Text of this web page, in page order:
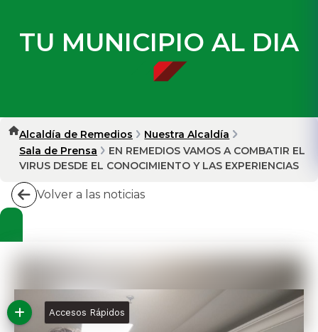
TU MUNICIPIO AL DIA
Alcaldía de Remedios
Nuestra Alcaldía
Sala de Prensa
EN REMEDIOS VAMOS A COMBATIR EL
VIRUS DESDE EL CONOCIMIENTO Y LAS EXPERIENCIAS
Volver a las noticias
Accesos Rápidos